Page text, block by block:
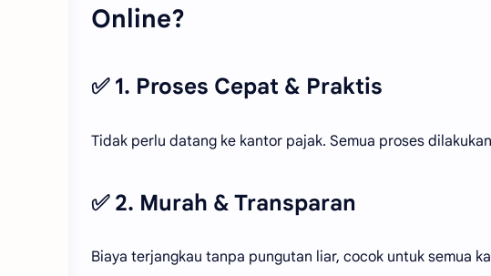
Online?
✅ 1. Proses Cepat & Praktis
Tidak perlu datang ke kantor pajak. Semua proses dilakukan
✅ 2. Murah & Transparan
Biaya terjangkau tanpa pungutan liar, cocok untuk semua